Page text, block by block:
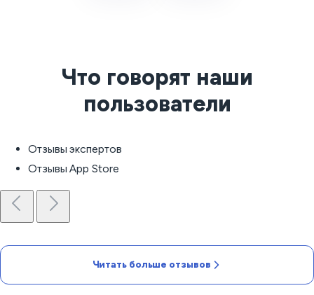
Что говорят наши
пользователи
Отзывы экспертов
Отзывы App Store
Читать больше отзывов